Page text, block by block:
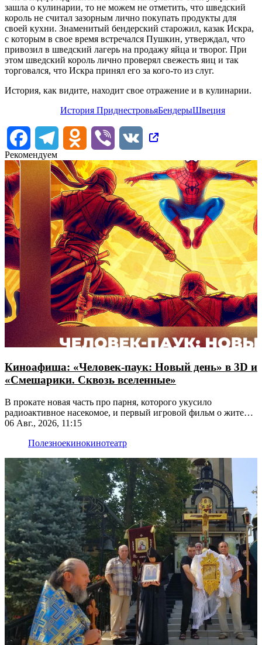
зашла о кулинарии, то не можем не отметить, что шведский
король не считал зазорным лично покупать продукты для
своей кухни. Знаменитый бендерский старожил, казак Искра,
с которым в свое время встречался Пушкин, утверждал, что
привозил в шведский лагерь на продажу яйца и творог. При
этом шведский король лично проверял свежесть яиц и так
торговался, что Искра принял его за кого-то из слуг.
История, как видите, находит свое отражение и в кулинарии.
История ПриднестровьяБендерыШвеция
FacebookTelegram Odnoklassniki
Viber
VK
Рекомендуем
Киноафиша: «Человек-паук: Новый день» в 3D и
«Смешарики. Сквозь вселенные»
В прокате новая часть про парня, которого укусило
радиоактивное насекомое, и первый игровой фильм о жителях
Ромашковой долины
06 Авг., 2026, 11:15
Полезноекинокинотеатр